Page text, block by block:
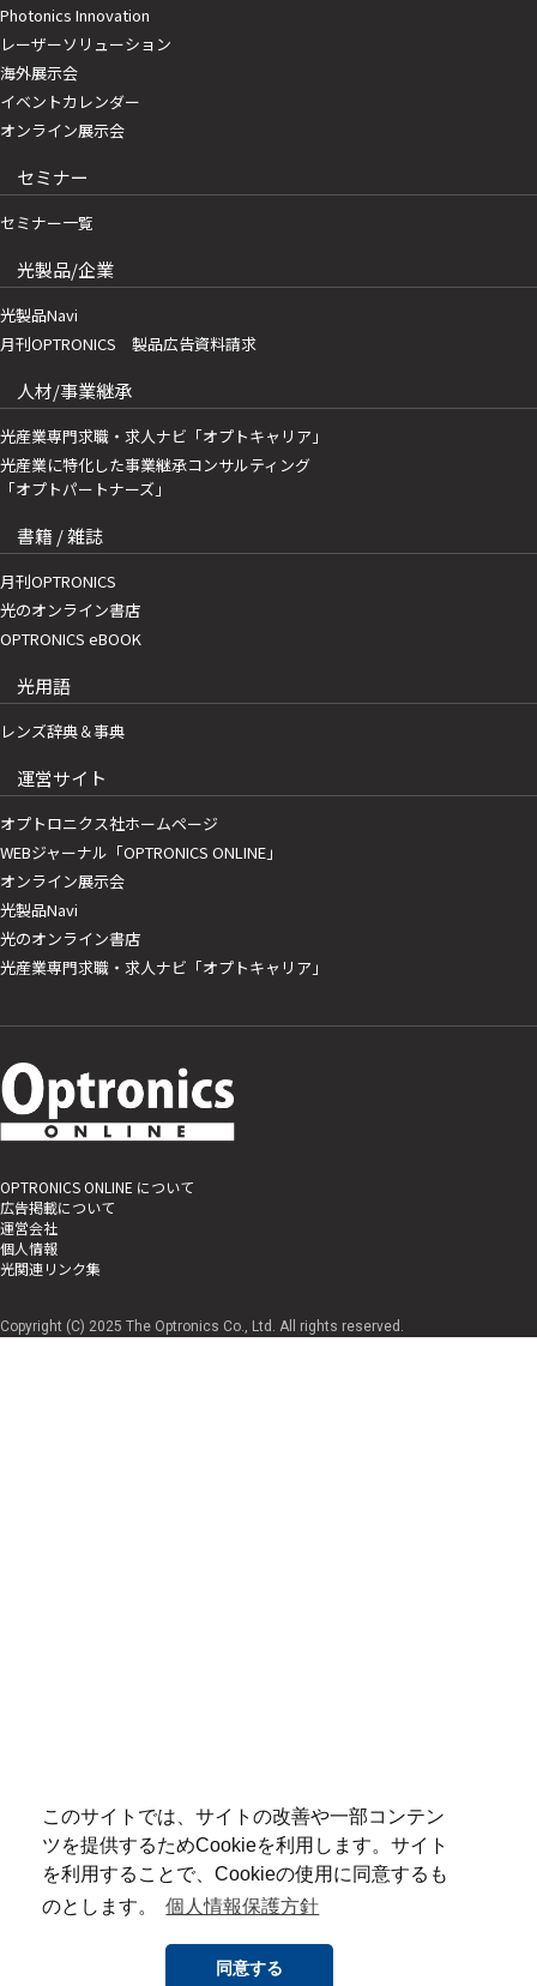
このサイトでは、サイトの改善や一部コンテン
ツを提供するためCookieを利用します。サイト
を利用することで、Cookieの使用に同意するも
のとします。
個人情報保護方針
同意する
Photonics Innovation
レーザーソリューション
海外展示会
イベントカレンダー
オンライン展示会
セミナー
セミナー一覧
光製品/企業
光製品Navi
月刊OPTRONICS 製品広告資料請求
人材/事業継承
光産業専門求職・求人ナビ「オプトキャリア」
光産業に特化した事業継承コンサルティング
「オプトパートナーズ」
書籍 / 雑誌
月刊OPTRONICS
光のオンライン書店
OPTRONICS eBOOK
光用語
レンズ辞典＆事典
運営サイト
オプトロニクス社ホームページ
WEBジャーナル「OPTRONICS ONLINE」
オンライン展示会
光製品Navi
光のオンライン書店
光産業専門求職・求人ナビ「オプトキャリア」
OPTRONICS ONLINE について
広告掲載について
運営会社
個人情報
光関連リンク集
Copyright (C) 2025 The Optronics Co., Ltd. All rights reserved.